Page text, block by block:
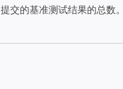
交的基准测试结果的总数